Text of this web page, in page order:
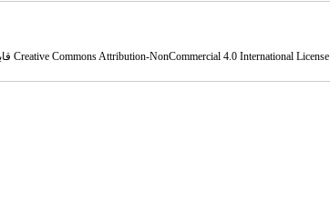
Creative Commons Attribution-NonCommercial 4.0 International License